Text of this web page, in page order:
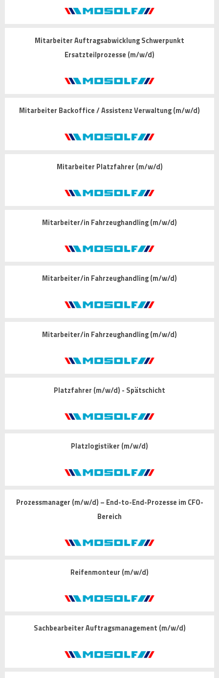
Mitarbeiter Auftragsabwicklung Schwerpunkt
Ersatzteilprozesse (m/w/d)
Mitarbeiter Backoffice / Assistenz Verwaltung (m/w/d)
Mitarbeiter Platzfahrer (m/w/d)
Mitarbeiter/in Fahrzeughandling (m/w/d)
Mitarbeiter/in Fahrzeughandling (m/w/d)
Mitarbeiter/in Fahrzeughandling (m/w/d)
Platzfahrer (m/w/d) - Spätschicht
Platzlogistiker (m/w/d)
Prozessmanager (m/w/d) – End-to-End-Prozesse im CFO-
Bereich
Reifenmonteur (m/w/d)
Sachbearbeiter Auftragsmanagement (m/w/d)